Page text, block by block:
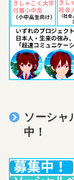
ソーシャ
中！